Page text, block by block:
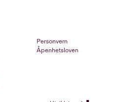
Personvern
Åpenhetsloven